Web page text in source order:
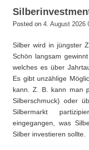
Posted on 4. August 2026
Silber wird in jüngster
Schön langsam
welches es über
Es gibt unzählige
kann. Z. B. kann man
Silberschmuck) oder
Silbermarkt
eingegangen, was
Silber investieren sollte.